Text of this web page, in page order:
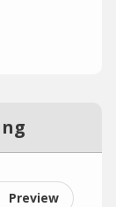
Preview